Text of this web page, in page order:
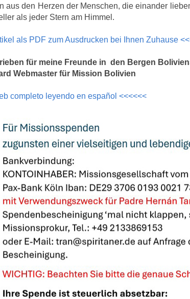
aus den Herzen der Menschen, die einander
als jeder Stern am Himmel.
als PDF zum Ausdrucken bei Ihnen Zuhause
für meine Freunde in den Bergen
Webmaster für Mission Bolivien
completo leyendo en español <<<<<<